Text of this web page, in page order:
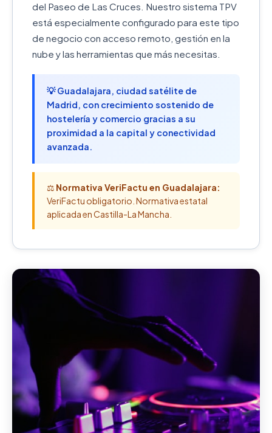
del Paseo de Las Cruces. Nuestro sistema TPV
está especialmente configurado para este tipo
de negocio con acceso remoto, gestión en la
nube y las herramientas que más necesitas.
💡 Guadalajara, ciudad satélite de
Madrid, con crecimiento sostenido de
hostelería y comercio gracias a su
proximidad a la capital y conectividad
avanzada.
⚖️ Normativa VeriFactu en Guadalajara:
VeriFactu obligatorio. Normativa estatal
aplicada en Castilla-La Mancha.